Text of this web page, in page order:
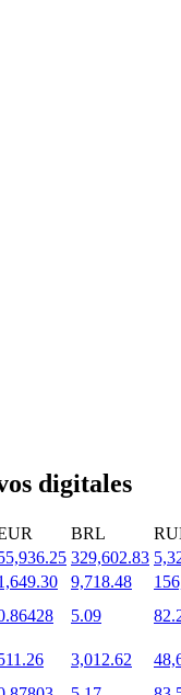
populares
digitales
BRL
329,602.83
9,718.48
5.09
3,012.62